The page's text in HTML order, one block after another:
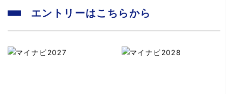
エントリーはこちらから